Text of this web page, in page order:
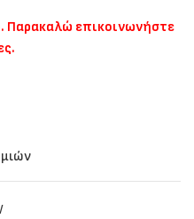
Παρακαλώ επικοινωνήστε